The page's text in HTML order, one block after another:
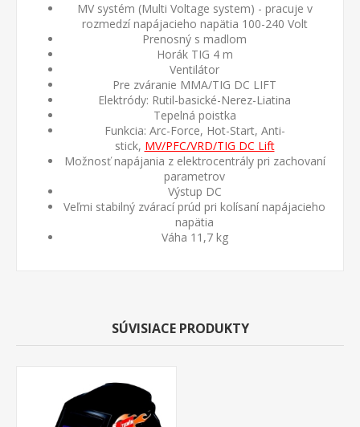
MV systém (Multi Voltage system) - pracuje v
rozmedzí napájacieho napätia 100-240 Volt
Prenosný s madlom
Horák TIG 4 m
Ventilátor
Pre zváranie MMA/TIG DC LIFT
Elektródy: Rutil-basické-Nerez-Liatina
Tepelná poistka
Funkcia: Arc-Force, Hot-Start, Anti-
stick, MV/PFC/VRD/TIG DC Lift
Možnosť napájania z elektrocentrály pri zachovaní
parametrov
Výstup DC
Veľmi stabilný zvárací prúd pri kolísaní napájacieho
napätia
Váha 11,7 kg
SÚVISIACE PRODUKTY